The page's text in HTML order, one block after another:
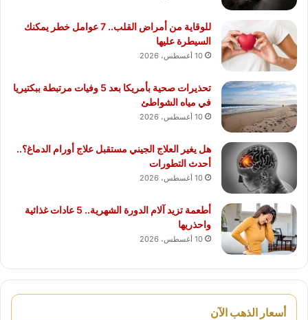
للوقاية من أمراض القلب.. 7 عوامل خطر يمكنك
السيطرة عليها
10 أغسطس، 2026
تحذيرات صحية بأمريكا بعد 5 وفيات مرتبطة ببكتيريا
في مياه الشواطئ
10 أغسطس، 2026
هل يغير العلاج الجيني مستقبل علاج أورام الدماغ؟..
أحدث التطورات
10 أغسطس، 2026
أطعمة تزيد آلام الدورة الشهرية.. 5 عادات غذائية
واحذريها
10 أغسطس، 2026
أسعار الذهب الآن